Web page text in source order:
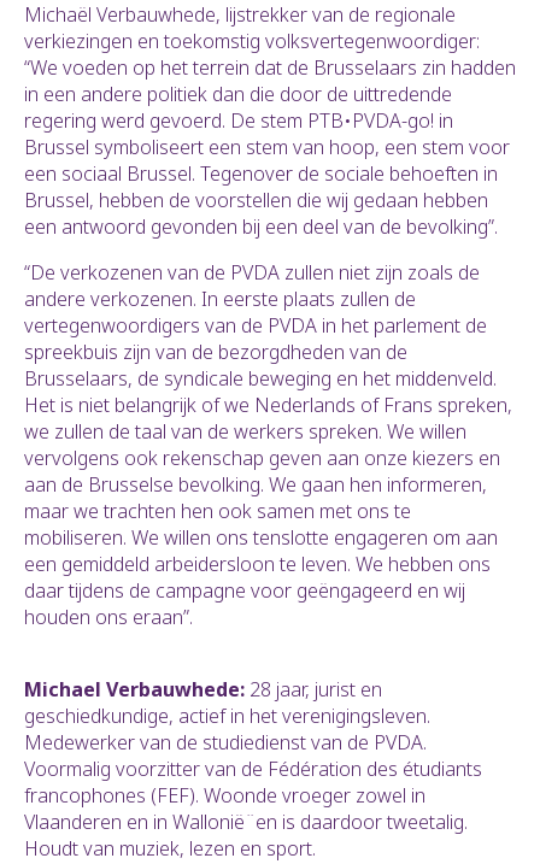
Michaël Verbauwhede, lijstrekker van de regionale
verkiezingen en toekomstig volksvertegenwoordiger:
“We voeden op het terrein dat de Brusselaars zin hadden
in een andere politiek dan die door de uittredende
regering werd gevoerd. De stem PTB•PVDA-go! in
Brussel symboliseert een stem van hoop, een stem voor
een sociaal Brussel. Tegenover de sociale behoeften in
Brussel, hebben de voorstellen die wij gedaan hebben
een antwoord gevonden bij een deel van de bevolking”.
“De verkozenen van de PVDA zullen niet zijn zoals de
andere verkozenen. In eerste plaats zullen de
vertegenwoordigers van de PVDA in het parlement de
spreekbuis zijn van de bezorgdheden van de
Brusselaars, de syndicale beweging en het middenveld.
Het is niet belangrijk of we Nederlands of Frans spreken,
we zullen de taal van de werkers spreken. We willen
vervolgens ook rekenschap geven aan onze kiezers en
aan de Brusselse bevolking. We gaan hen informeren,
maar we trachten hen ook samen met ons te
mobiliseren. We willen ons tenslotte engageren om aan
een gemiddeld arbeidersloon te leven. We hebben ons
daar tijdens de campagne voor geëngageerd en wij
houden ons eraan”.
Michael Verbauwhede: 28 jaar, jurist en
geschiedkundige, actief in het verenigingsleven.
Medewerker van de studiedienst van de PVDA.
Voormalig voorzitter van de Fédération des étudiants
francophones (FEF). Woonde vroeger zowel in
Vlaanderen en in Wallonië¨en is daardoor tweetalig.
Houdt van muziek, lezen en sport.